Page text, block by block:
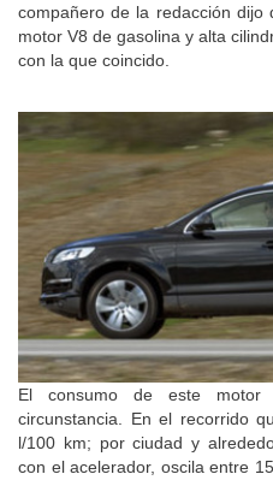
compañero de la redacción
motor V8 de gasolina y alta
con la que coincido.
El consumo de este
circunstancia. En el recorrido
l/100 km; por ciudad y
con el acelerador, oscila entre